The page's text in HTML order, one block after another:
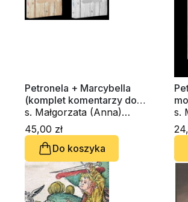
Petronela + Marcybella
(komplet komentarzy do
psalmu 119)
s. Małgorzata (Anna)
Borkowska OSB
45,00 zł
Do koszyka
s.